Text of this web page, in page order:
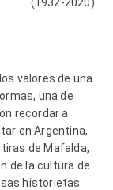
valores de una
una de
recordar a
en Argentina,
de Mafalda,
de la cultura de
historietas